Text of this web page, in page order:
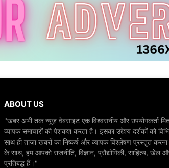
ABOUT US
"खबर अभी तक न्यूज़ वेबसाइट एक विश्वसनीय और उपयोगकर्ता
व्यापक समाचारों की पेशकश करता है। इसका उद्देश्य दर्शकों को
साथ ही ताज़ा खबरों का निष्कर्ष और व्यापक विश्लेषण प्रस्तुत करना
के साथ, हम आपको राजनीति, विज्ञान, प्रौद्योगिकी, साहित्य,
प्रतिबद्ध हैं।"